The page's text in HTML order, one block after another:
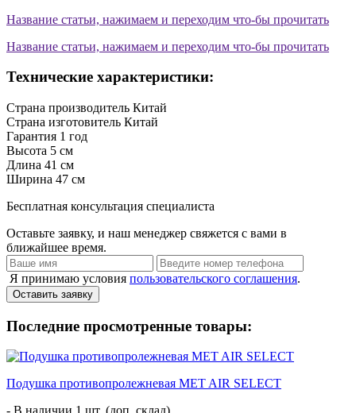
Название статьи, нажимаем и переходим что-бы прочитать
Название статьи, нажимаем и переходим что-бы прочитать
Технические характеристики:
Страна производитель Китай
Страна изготовитель Китай
Гарантия 1 год
Высота 5 см
Длина 41 см
Ширина 47 см
Бесплатная консультация специалиста
Оставьте заявку, и наш менеджер свяжется с вами в
ближайшее время.
Я принимаю условия пользовательского соглашения.
Оставить заявку
Последние просмотренные товары:
Подушка противопролежневая MET AIR SELECT